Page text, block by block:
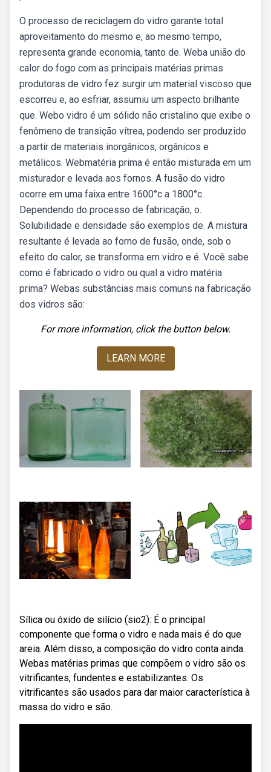
O processo de reciclagem do vidro garante total
aproveitamento do mesmo e, ao mesmo tempo,
representa grande economia, tanto de. Weba união do
calor do fogo com as principais matérias primas
produtoras de vidro fez surgir um material viscoso que
escorreu e, ao esfriar, assumiu um aspecto brilhante
que. Webo vidro é um sólido não cristalino que exibe o
fenômeno de transição vítrea, podendo ser produzido
a partir de materiais inorgânicos, orgânicos e
metálicos. Webmatéria prima é então misturada em um
misturador e levada aos fornos. A fusão do vidro
ocorre em uma faixa entre 1600°c a 1800°c.
Dependendo do processo de fabricação, o.
Solubilidade e densidade são exemplos de. A mistura
resultante é levada ao forno de fusão, onde, sob o
efeito do calor, se transforma em vidro e é. Você sabe
como é fabricado o vidro ou qual a vidro matéria
prima? Webas substâncias mais comuns na fabricação
dos vidros são:
For more information, click the button below.
LEARN MORE
Sílica ou óxido de silício (sio2): É o principal
componente que forma o vidro e nada mais é do que
areia. Além disso, a composição do vidro conta ainda.
Webas matérias primas que compõem o vidro são os
vitrificantes, fundentes e estabilizantes. Os
vitrificantes são usados para dar maior característica à
massa do vidro e são.